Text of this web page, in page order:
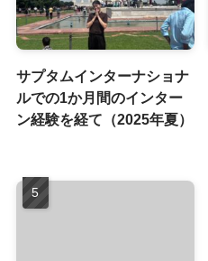
サプタムインターナショナ
ルでの1か月間のインター
ン経験を経て（2025年夏）